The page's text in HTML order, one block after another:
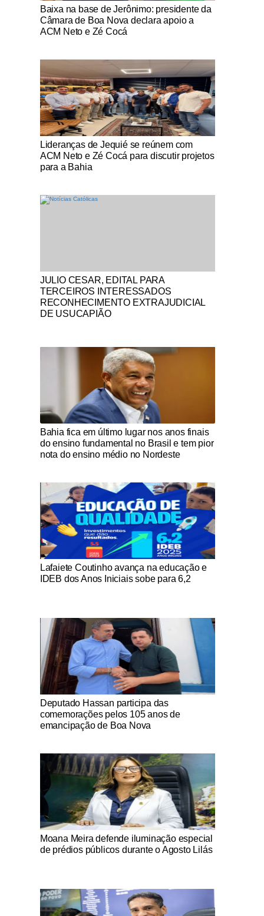
Notícias Católicas
Baixa na base de Jerônimo: presidente da
Câmara de Boa Nova declara apoio a
ACM Neto e Zé Cocá
Notícias Católicas
Lideranças de Jequié se reúnem com
ACM Neto e Zé Cocá para discutir projetos
para a Bahia
Notícias Católicas
JULIO CESAR, EDITAL PARA
TERCEIROS INTERESSADOS
RECONHECIMENTO EXTRAJUDICIAL
DE USUCAPIÃO
Notícias Católicas
Bahia fica em último lugar nos anos finais
do ensino fundamental no Brasil e tem pior
nota do ensino médio no Nordeste
Notícias Católicas
Lafaiete Coutinho avança na educação e
IDEB dos Anos Iniciais sobe para 6,2
Notícias Católicas
Deputado Hassan participa das
comemorações pelos 105 anos de
emancipação de Boa Nova
Notícias Católicas
Moana Meira defende iluminação especial
de prédios públicos durante o Agosto Lilás